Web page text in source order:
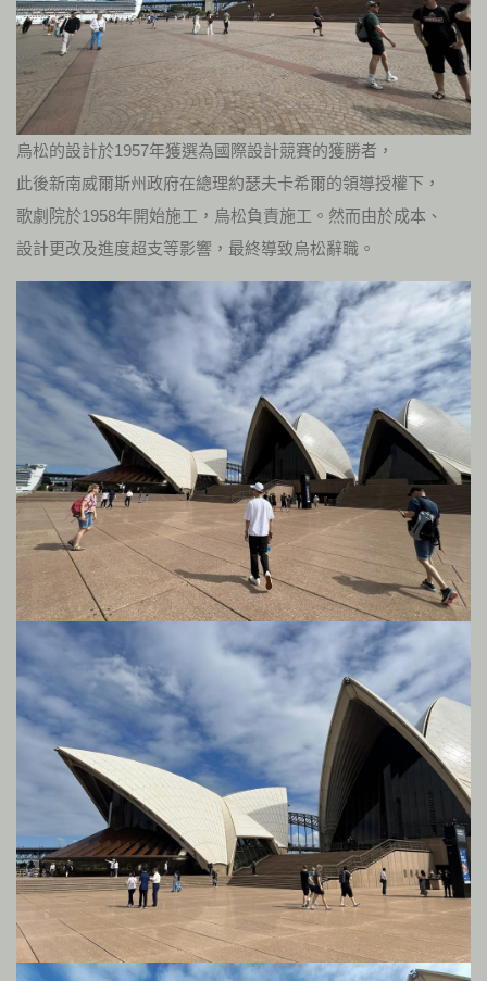
烏松的設計於1957年獲選為國際設計競賽的獲勝者，
此後新南威爾斯州政府在總理約瑟夫卡希爾的領導授權下，
歌劇院於1958年開始施工，烏松負責施工。然而由於成本、
設計更改及進度超支等影響，最終導致烏松辭職。